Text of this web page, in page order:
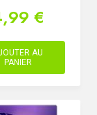
€
AU
PANIER